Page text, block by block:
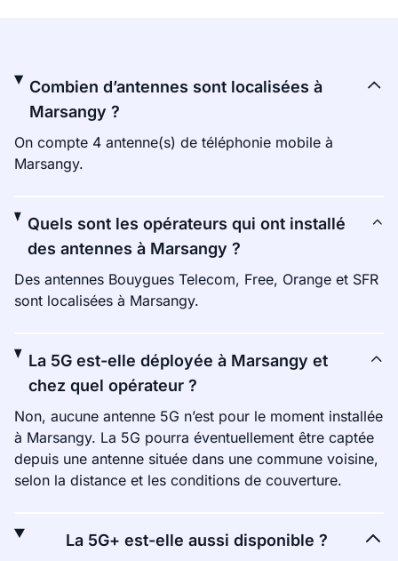
Combien d’antennes sont localisées à
Marsangy ?
On compte 4 antenne(s) de téléphonie mobile à
Marsangy.
Quels sont les opérateurs qui ont installé
des antennes à Marsangy ?
Des antennes Bouygues Telecom, Free, Orange et SFR
sont localisées à Marsangy.
La 5G est-elle déployée à Marsangy et
chez quel opérateur ?
Non, aucune antenne 5G n’est pour le moment installée
à Marsangy. La 5G pourra éventuellement être captée
depuis une antenne située dans une commune voisine,
selon la distance et les conditions de couverture.
La 5G+ est-elle aussi disponible ?